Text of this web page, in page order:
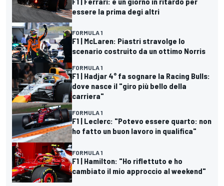
essere la prima degi altri
FORMULA 1
F1 | McLaren: Piastri stravolge lo
scenario costruito da un ottimo Norris
FORMULA 1
F1 | Hadjar 4° fa sognare la Racing Bulls:
dove nasce il "giro più bello della
carriera"
FORMULA 1
F1 | Leclerc: "Potevo essere quarto: non
ho fatto un buon lavoro in qualifica"
FORMULA 1
F1 | Hamilton: "Ho riflettuto e ho
cambiato il mio approccio al weekend"